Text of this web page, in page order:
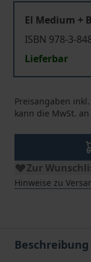
El Medium +
ISBN 978-3-
Lieferbar
Preisangaben
kann die MwSt.
Zur
Hinweise zu
Beschreibung